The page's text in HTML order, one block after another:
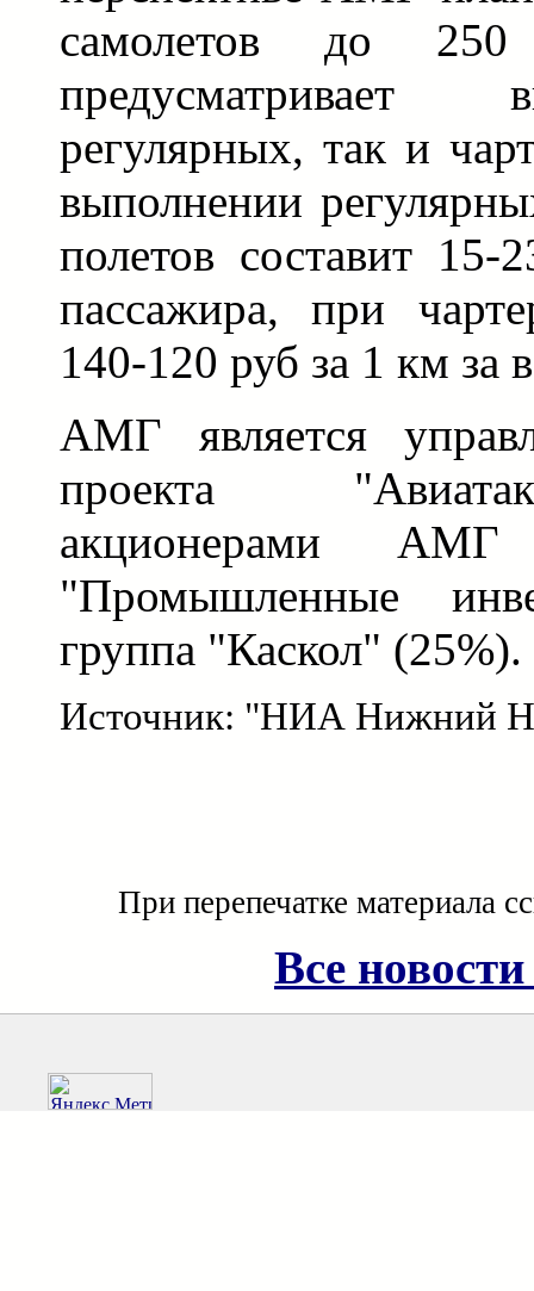
самолетов до
предусматривает
регулярных, так и
выполнении
полетов составит
пассажира, при
140-120 руб за 1 км за
АМГ является
проекта
акционерами
"Промышленные
группа "Каскол" (25%).
Источник: "НИА Нижний
При перепечатке материала
Все